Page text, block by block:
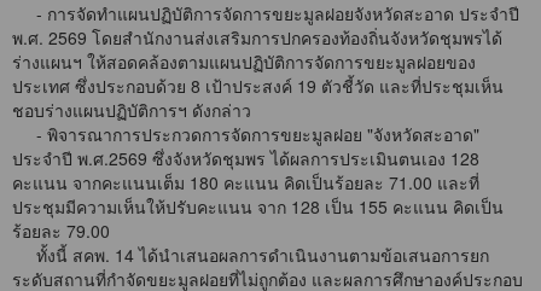
- การจัดทำแผนปฏิบัติการจัดการขยะมูลฝอยจังหวัดสะอาด ประจำปี
พ.ศ. 2569 โดยสำนักงานส่งเสริมการปกครองท้องถิ่นจังหวัดชุมพรได้
ร่างแผนฯ ให้สอดคล้องตามแผนปฏิบัติการจัดการขยะมูลฝอยของ
ประเทศ ซึ่งประกอบด้วย 8 เป้าประสงค์ 19 ตัวชี้วัด และที่ประชุมเห็น
ชอบร่างแผนปฏิบัติการฯ ดังกล่าว
- พิจารณาการประกวดการจัดการขยะมูลฝอย "จังหวัดสะอาด"
ประจำปี พ.ศ.2569 ซึ่งจังหวัดชุมพร ได้ผลการประเมินตนเอง 128
คะแนน จากคะแนนเต็ม 180 คะแนน คิดเป็นร้อยละ 71.00 และที่
ประชุมมีความเห็นให้ปรับคะแนน จาก 128 เป็น 155 คะแนน คิดเป็น
ร้อยละ 79.00
ทั้งนี้ สคพ. 14 ได้นำเสนอผลการดำเนินงานตามข้อเสนอการยก
ระดับสถานที่กำจัดขยะมูลฝอยที่ไม่ถูกต้อง และผลการศึกษาองค์ประกอบ